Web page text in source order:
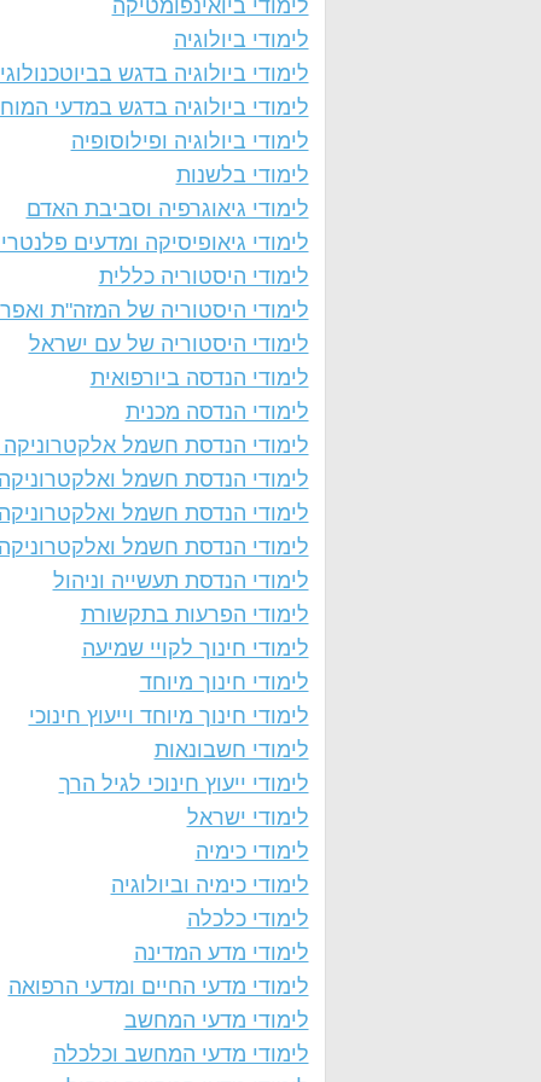
לימודי ביואינפומטיקה
לימודי ביולוגיה
לימודי ביולוגיה בדגש
לימודי ביולוגיה בדגש במדעי המוח
לימודי ביולוגיה ופילוסופיה
לימודי בלשנות
לימודי גיאוגרפיה וסביבת האדם
לימודי גיאופיסיקה ומדעים
לימודי היסטוריה כללית
לימודי היסטוריה של המזה"ת
לימודי היסטוריה של עם ישראל
לימודי הנדסה ביורפואית
לימודי הנדסה מכנית
לימודי הנדסת חשמל אלקטרוניקה
לימודי הנדסת חשמל ואלקטרוניקה
לימודי הנדסת חשמל ואלקטרוניקה
לימודי הנדסת חשמל
לימודי הנדסת תעשייה וניהול
לימודי הפרעות בתקשורת
לימודי חינוך לקויי שמיעה
לימודי חינוך מיוחד
לימודי חינוך מיוחד וייעוץ חינוכי
לימודי חשבונאות
לימודי ייעוץ חינוכי לגיל הרך
לימודי ישראל
לימודי כימיה
לימודי כימיה וביולוגיה
לימודי כלכלה
לימודי מדע המדינה
לימודי מדעי החיים ומדעי הרפואה
לימודי מדעי המחשב
לימודי מדעי המחשב וכלכלה